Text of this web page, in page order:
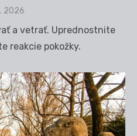
2026
a vetrať. Uprednostnite
reakcie pokožky.